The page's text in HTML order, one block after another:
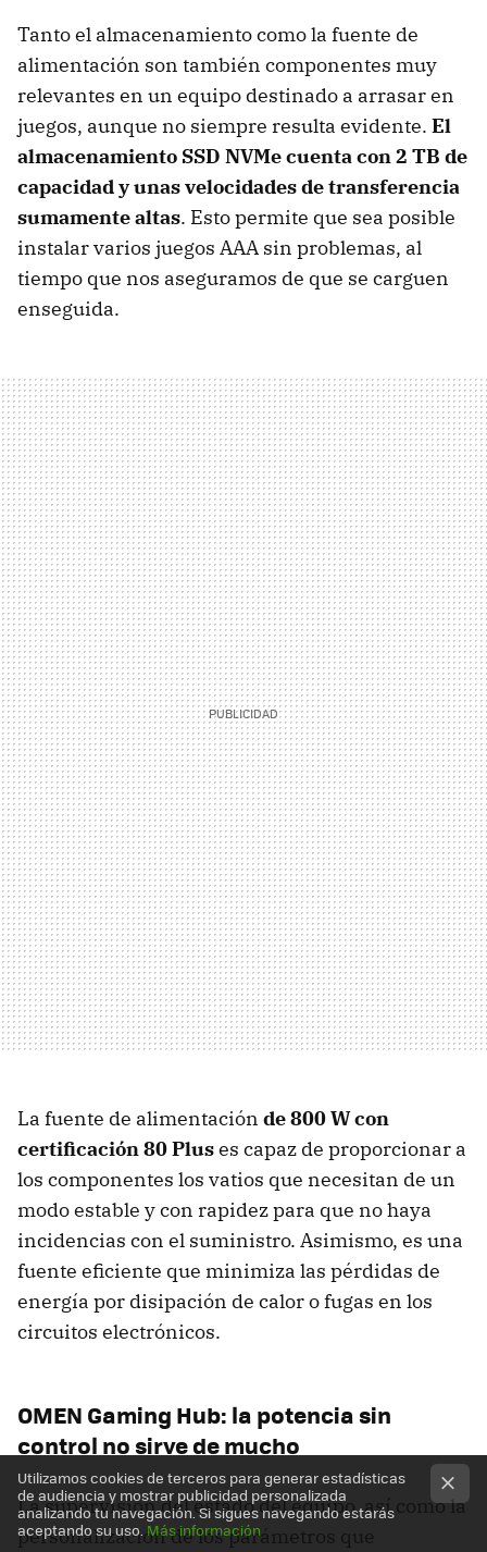
Tanto el almacenamiento como la fuente de
alimentación son también componentes muy
relevantes en un equipo destinado a arrasar en
juegos, aunque no siempre resulta evidente. El
almacenamiento SSD NVMe cuenta con 2 TB de
capacidad y unas velocidades de transferencia
sumamente altas. Esto permite que sea posible
instalar varios juegos AAA sin problemas, al
tiempo que nos aseguramos de que se carguen
enseguida.
La fuente de alimentación de 800 W con
certificación 80 Pluses capaz de proporcionar a
los componentes los vatios que necesitan de un
modo estable y con rapidez para que no haya
incidencias con el suministro. Asimismo, es una
fuente eficiente que minimiza las pérdidas de
energía por disipación de calor o fugas en los
circuitos electrónicos.
OMEN Gaming Hub: la potencia sin
control no sirve de mucho
La supervisión del estado del equipo, así como la
personalización de los parámetros que
Utilizamos cookies de terceros para generar estadísticas
de audiencia y mostrar publicidad personalizada
analizando tu navegación. Si sigues navegando estarás
aceptando su uso.Más información